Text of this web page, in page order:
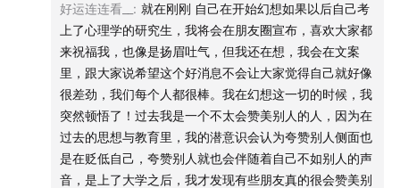
【替代表达清单】
【开场、过场、结尾音乐】
正解 (18FES ver.) | RADWIMPS | 《ANTI ANTI
GENERATION》
【主播】
好运连连看__ : 就在刚刚 自己在开始幻想如果以后自己考
上了心理学的研究生，我将会在朋友圈宣布，喜欢大家都
来祝福我，也像是扬眉吐气，但我还在想，我会在文案
里，跟大家说希望这个好消息不会让大家觉得自己就好像
很差劲，我们每个人都很棒。我在幻想这一切的时候，我
突然顿悟了！过去我是一个不太会赞美别人的人，因为在
过去的思想与教育里，我的潜意识会认为夸赞别人侧面也
是在贬低自己，夸赞别人就也会伴随着自己不如别人的声
音，是上了大学之后，我才发现有些朋友真的很会赞美别